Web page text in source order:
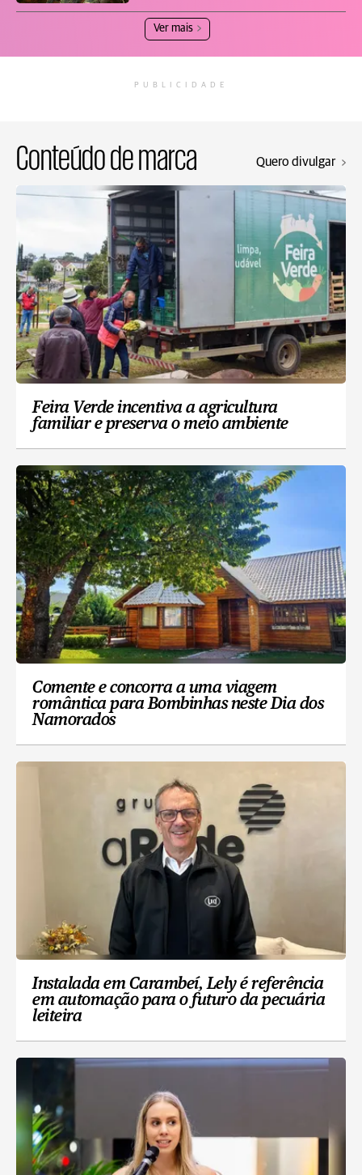
Ver mais
PUBLICIDADE
Conteúdo de marca Quero divulgar
Feira Verde incentiva a agricultura
familiar e preserva o meio ambiente
Comente e concorra a uma viagem
romântica para Bombinhas neste Dia dos
Namorados
Instalada em Carambeí, Lely é referência
em automação para o futuro da pecuária
leiteira